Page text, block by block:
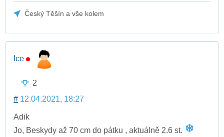
Český Těšín a vše kolem
Ice
2
# 12.04.2021, 18:27
Adik
Jo, Beskydy až 70 cm do pátku , aktuálně 2.6 st.